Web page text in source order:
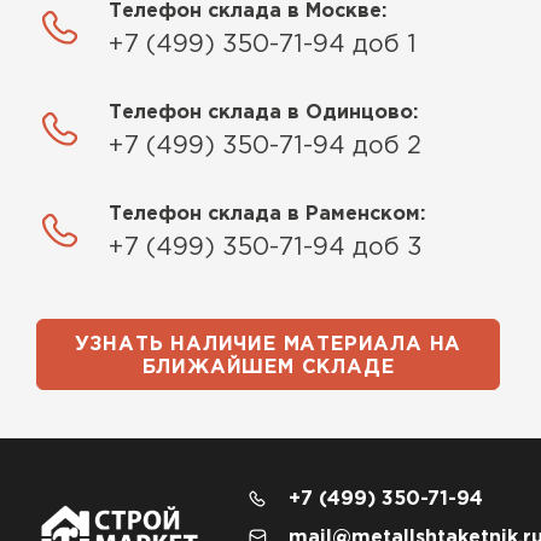
Телефон склада в Москве:
+7 (499) 350-71-94 доб 1
Телефон склада в Одинцово:
+7 (499) 350-71-94 доб 2
Телефон склада в Раменском:
+7 (499) 350-71-94 доб 3
УЗНАТЬ НАЛИЧИЕ МАТЕРИАЛА НА
БЛИЖАЙШЕМ СКЛАДЕ
+7 (499) 350-71-94
mail@metallshtaketnik.ru